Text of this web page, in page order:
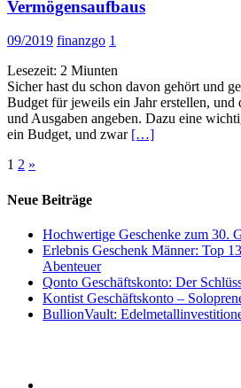
Vermögensaufbaus
09/2019 finanzgo 1
Lesezeit: 2 Miunten
Sicher hast du schon davon gehört und
Budget für jeweils ein Jahr erstellen, und
und Ausgaben angeben. Dazu eine
ein Budget, und zwar […]
Seitennummerierung
der
1 2 »
Neue Beiträge
Hochwertige Geschenke zum 30.
Erlebnis Geschenk Männer: Top
Abenteuer
Qonto Geschäftskonto: Der
Kontist Geschäftskonto –
BullionVault: